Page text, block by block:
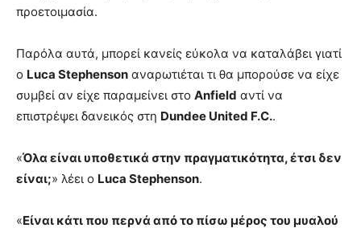
προετοιμασία.
Παρόλα αυτά, μπορεί κανείς εύκολα να καταλάβει γιατί
ο Luca Stephenson αναρωτιέται τι θα μπορούσε να είχε
συμβεί αν είχε παραμείνει στο Anfield αντί να
επιστρέψει δανεικός στη Dundee United F.C..
«Όλα είναι υποθετικά στην πραγματικότητα, έτσι δεν
είναι;» λέει ο Luca Stephenson.
«Είναι κάτι που περνά από το πίσω μέρος του μυαλού